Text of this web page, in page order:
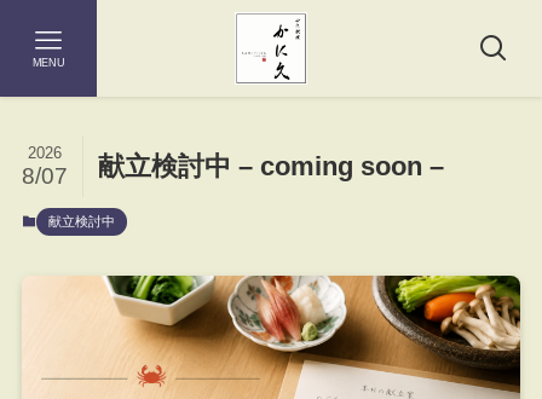
MENU
献立検討中 – coming soon –
2026
8/07
献立検討中